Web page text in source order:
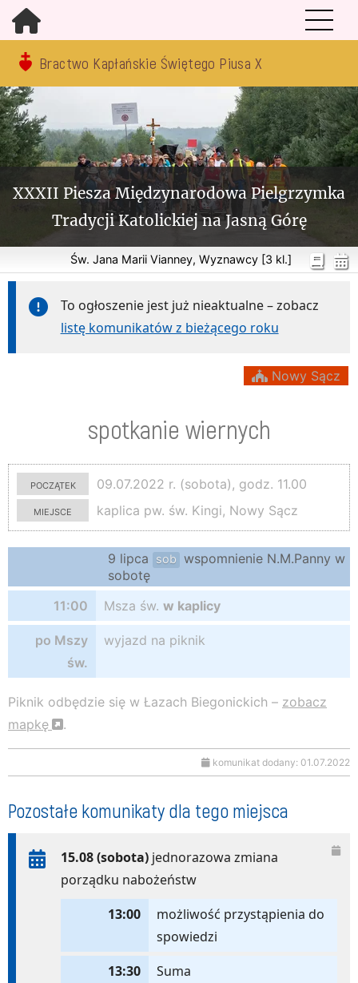
Bractwo Kapłańskie Świętego Piusa X
XXXII Piesza Międzynarodowa Pielgrzymka
Tradycji Katolickiej na Jasną Górę
Św. Jana Marii Vianney, Wyznawcy [3 kl.]
To ogłoszenie jest już nieaktualne – zobacz
listę komunikatów z bieżącego roku
Nowy Sącz
spotkanie wiernych
początek
09.07.2022 r. (sobota), godz. 11.00
miejsce
kaplica pw. św. Kingi, Nowy Sącz
9 lipca sob wspomnienie N.M.Panny w
sobotę
11:00
Msza św. w kaplicy
po Mszy
św.
wyjazd na piknik
Piknik odbędzie się w Łazach Biegonickich – zobacz
mapkę
.
komunikat dodany: 01.07.2022
Pozostałe komunikaty dla tego miejsca
15.08 (sobota)jednorazowa zmiana
porządku nabożeństw
13:00
możliwość przystąpienia do
spowiedzi
13:30
Suma